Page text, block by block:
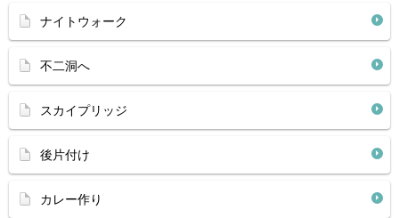
ナイトウォーク
不二洞へ
スカイプリッジ
後片付け
カレー作り